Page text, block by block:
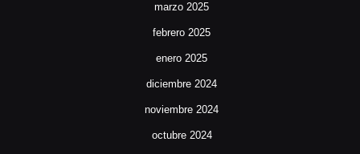
marzo 2025
febrero 2025
enero 2025
diciembre 2024
noviembre 2024
octubre 2024